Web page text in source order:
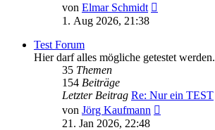
von Elmar Schmidt
1. Aug 2026, 21:38
Test Forum
Hier darf alles mögliche getestet werden.
35 Themen
154 Beiträge
Letzter Beitrag Re: Nur ein TEST
von Jörg Kaufmann
21. Jan 2026, 22:48